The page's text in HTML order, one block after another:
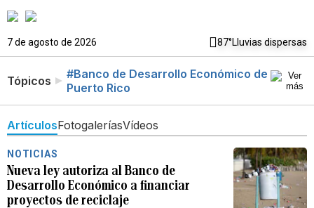
7 de agosto de 2026 87°Lluvias dispersas
Tópicos
#Banco de Desarrollo Económico de
Puerto Rico
ArtículosFotogaleríasVídeos
NOTICIAS
Nueva ley autoriza al Banco de
Desarrollo Económico a financiar
proyectos de reciclaje